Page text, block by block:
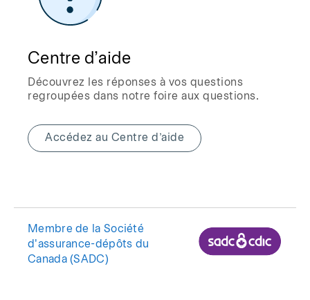
Centre d’aide
Découvrez les réponses à vos questions
regroupées dans notre foire aux questions.
Accédez au Centre d’aide
Membre de la Société
d'assurance-dépôts du
Canada (SADC)